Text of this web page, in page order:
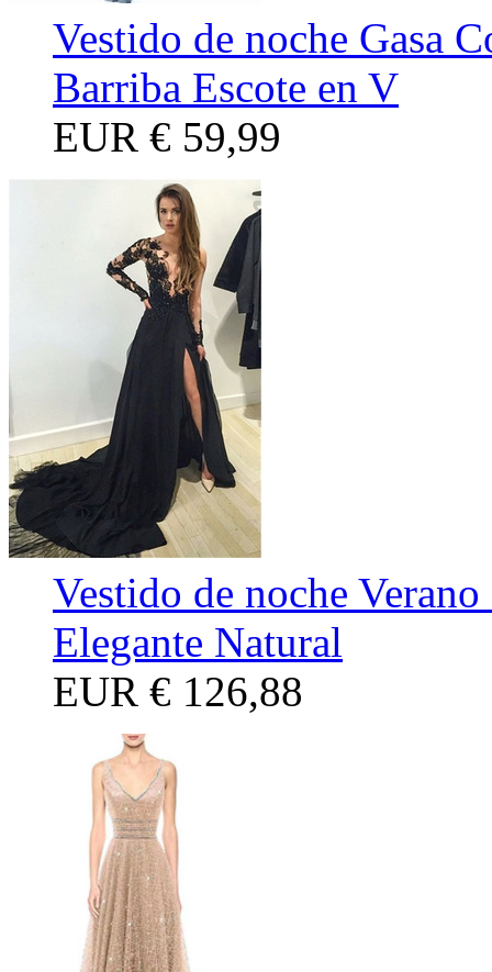
Vestido de noche Gasa
Barriba Escote en V
EUR € 59,99
Vestido de noche
Elegante Natural
EUR € 126,88